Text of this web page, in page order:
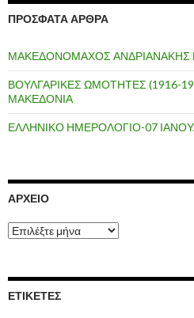
ΠΡΌΣΦΑΤΑ ΆΡΘΡΑ
ΜΑΚΕΔΟΝΟΜΑΧΟΣ ΑΝΔΡΙΑΝΑΚΗΣ
ΒΟΥΛΓΑΡΙΚΕΣ ΩΜΟΤΗΤΕΣ (1916-
ΜΑΚΕΔΟΝΙΑ
ΕΛΛΗΝΙΚΟ ΗΜΕΡΟΛΟΓΙΟ-07
ΑΡΧΕΊΟ
Α
ρ
ο
ΕΤΙΚΈΤΕΣ